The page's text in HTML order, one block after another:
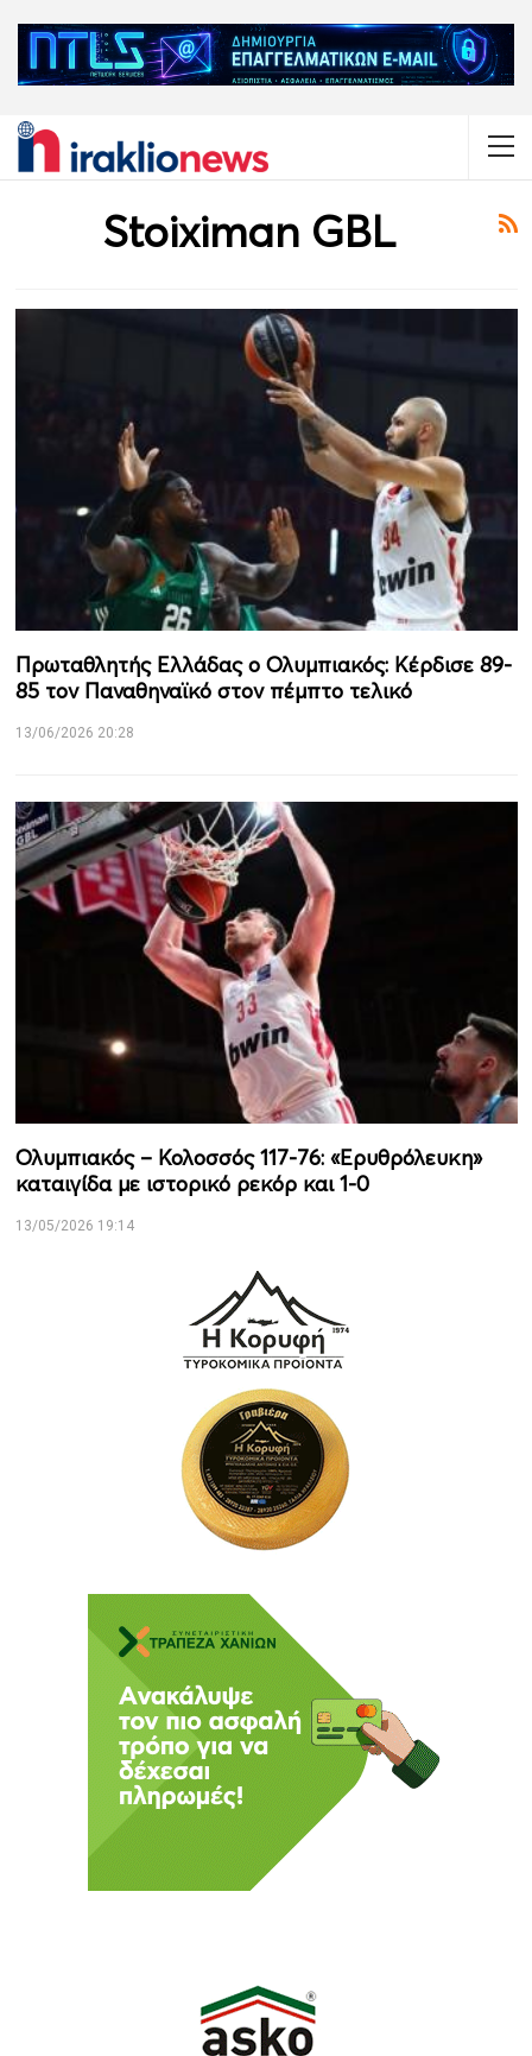
Stoiximan GBL
Πρωταθλητής Ελλάδας ο Ολυμπιακός: Κέρδισε 89-
85 τον Παναθηναϊκό στον πέμπτο τελικό
13/06/2026 20:28
Ολυμπιακός – Κολοσσός 117-76: «Ερυθρόλευκη»
καταιγίδα με ιστορικό ρεκόρ και 1-0
13/05/2026 19:14